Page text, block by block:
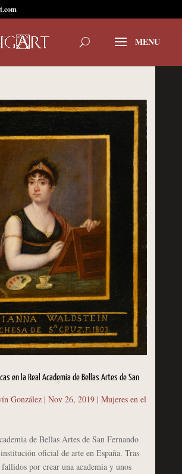
en la Real Academia de Bellas Artes de San
González| Nov 26, 2019| Mujeres en el
de Bellas Artes de San Fernando
oficial de arte en España. Tras
por crear una academia y unos